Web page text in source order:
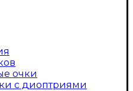
очки
с диоптриями